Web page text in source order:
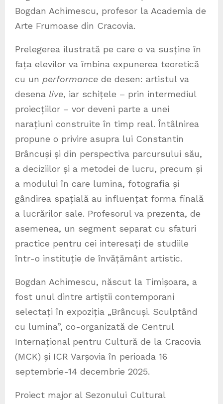
Bogdan Achimescu, profesor la Academia de
Arte Frumoase din Cracovia.
Prelegerea ilustrată pe care o va susține în
fața elevilor va îmbina expunerea teoretică
cu un performance de desen: artistul va
desena live, iar schițele – prin intermediul
proiecțiilor – vor deveni parte a unei
narațiuni construite în timp real. Întâlnirea
propune o privire asupra lui Constantin
Brâncuși și din perspectiva parcursului său,
a deciziilor și a metodei de lucru, precum și
a modului în care lumina, fotografia și
gândirea spațială au influențat forma finală
a lucrărilor sale. Profesorul va prezenta, de
asemenea, un segment separat cu sfaturi
practice pentru cei interesați de studiile
într-o instituție de învățământ artistic.
Bogdan Achimescu, născut la Timișoara, a
fost unul dintre artiștii contemporani
selectați în expoziția „Brâncuși. Sculptând
cu lumina”, co-organizată de Centrul
Internațional pentru Cultură de la Cracovia
(MCK) și ICR Varșovia în perioada 16
septembrie-14 decembrie 2025.
Proiect major al Sezonului Cultural